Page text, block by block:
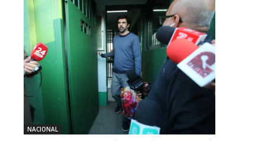
NACIONAL